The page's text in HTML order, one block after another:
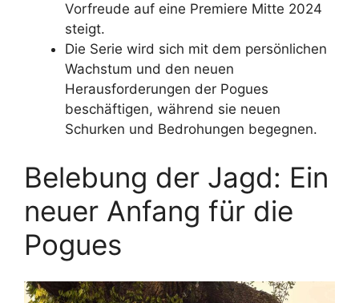
Vorfreude auf eine Premiere Mitte 2024
steigt.
Die Serie wird sich mit dem persönlichen
Wachstum und den neuen
Herausforderungen der Pogues
beschäftigen, während sie neuen
Schurken und Bedrohungen begegnen.
Belebung der Jagd: Ein
neuer Anfang für die
Pogues